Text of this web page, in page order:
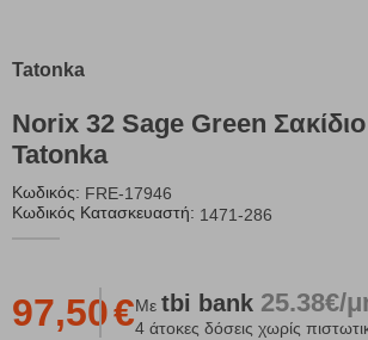
Tatonka
Norix 32 Sage Green
Tatonka
Κωδικός: FRE-17946
Κωδικός Κατασκευαστή: 1471-286
97,50€Με tbi bank 25.38€/
4 άτοκες δόσεις χωρίς